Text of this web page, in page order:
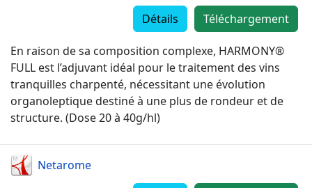
Téléchargement
Détails
En raison de sa composition complexe, HARMONY®
FULL est l’adjuvant idéal pour le traitement des vins
tranquilles charpenté, nécessitant une évolution
organoleptique destiné à une plus de rondeur et de
structure. (Dose 20 à 40g/hl)
Netarome